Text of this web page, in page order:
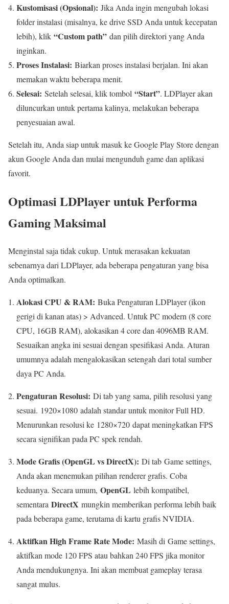
Kustomisasi (Opsional): Jika Anda ingin mengubah lokasi
folder instalasi (misalnya, ke drive SSD Anda untuk kecepatan
lebih), klik “Custom path” dan pilih direktori yang Anda
inginkan.
Proses Instalasi: Biarkan proses instalasi berjalan. Ini akan
memakan waktu beberapa menit.
Selesai: Setelah selesai, klik tombol “Start”. LDPlayer akan
diluncurkan untuk pertama kalinya, melakukan beberapa
penyesuaian awal.
Setelah itu, Anda siap untuk masuk ke Google Play Store dengan
akun Google Anda dan mulai mengunduh game dan aplikasi
favorit.
Optimasi LDPlayer untuk Performa
Gaming Maksimal
Menginstal saja tidak cukup. Untuk merasakan kekuatan
sebenarnya dari LDPlayer, ada beberapa pengaturan yang bisa
Anda optimalkan.
Alokasi CPU & RAM: Buka Pengaturan LDPlayer (ikon
gerigi di kanan atas) > Advanced. Untuk PC modern (8 core
CPU, 16GB RAM), alokasikan 4 core dan 4096MB RAM.
Sesuaikan angka ini sesuai dengan spesifikasi Anda. Aturan
umumnya adalah mengalokasikan setengah dari total sumber
daya PC Anda.
Pengaturan Resolusi: Di tab yang sama, pilih resolusi yang
sesuai. 1920×1080 adalah standar untuk monitor Full HD.
Menurunkan resolusi ke 1280×720 dapat meningkatkan FPS
secara signifikan pada PC spek rendah.
Mode Grafis (OpenGL vs DirectX): Di tab Game settings,
Anda akan menemukan pilihan renderer grafis. Coba
keduanya. Secara umum, OpenGL lebih kompatibel,
sementara DirectX mungkin memberikan performa lebih baik
pada beberapa game, terutama di kartu grafis NVIDIA.
Aktifkan High Frame Rate Mode: Masih di Game settings,
aktifkan mode 120 FPS atau bahkan 240 FPS jika monitor
Anda mendukungnya. Ini akan membuat gameplay terasa
sangat mulus.